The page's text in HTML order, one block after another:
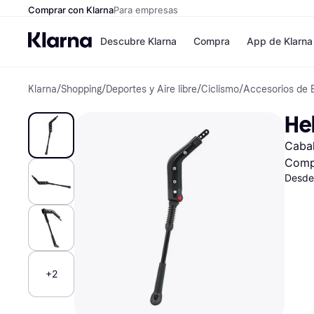
Comprar con KlarnaPara empresas
Descubre Klarna
Formas de
Paga ahora
Paga en 3 plazos
Paga en 30 días
Financiación
Klarna en Apple
Compra
Tiendas
Zalando
JD Sports
App de Klarna
Klarna/Shopping/Deportes y Aire libre/Ciclismo/Accesorios de
+2